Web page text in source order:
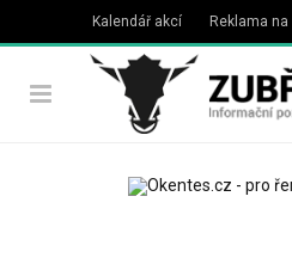
Kalendář akcí Reklama